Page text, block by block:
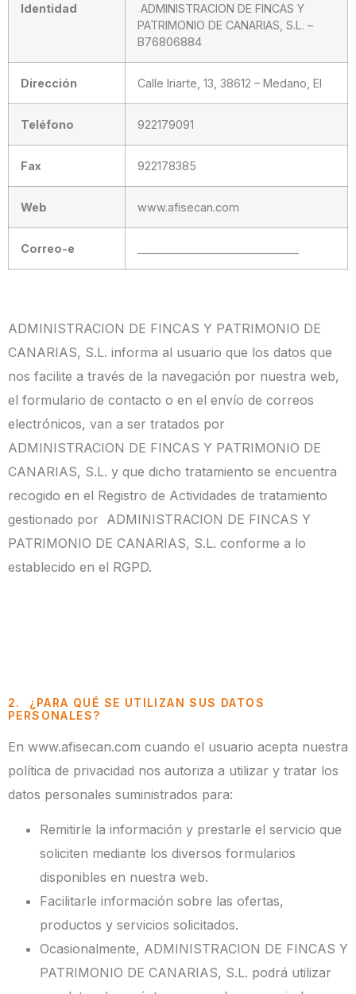
Identidad
ADMINISTRACION DE FINCAS Y
PATRIMONIO DE CANARIAS, S.L. –
B76806884
Dirección Calle Iriarte, 13, 38612 – Medano, El
Teléfono 922179091
Fax 922178385
Web www.afisecan.com
Correo-e
ADMINISTRACION DE FINCAS Y PATRIMONIO DE
CANARIAS, S.L. informa al usuario que los datos que
nos facilite a través de la navegación por nuestra web,
el formulario de contacto o en el envío de correos
electrónicos, van a ser tratados por
ADMINISTRACION DE FINCAS Y PATRIMONIO DE
CANARIAS, S.L. y que dicho tratamiento se encuentra
recogido en el Registro de Actividades de tratamiento
gestionado por ADMINISTRACION DE FINCAS Y
PATRIMONIO DE CANARIAS, S.L. conforme a lo
establecido en el RGPD.
2. ¿PARA QUÉ SE UTILIZAN SUS DATOS
PERSONALES?
En www.afisecan.com cuando el usuario acepta nuestra
política de privacidad nos autoriza a utilizar y tratar los
datos personales suministrados para:
Remitirle la información y prestarle el servicio que
soliciten mediante los diversos formularios
disponibles en nuestra web.
Facilitarle información sobre las ofertas,
productos y servicios solicitados.
Ocasionalmente, ADMINISTRACION DE FINCAS Y
PATRIMONIO DE CANARIAS, S.L. podrá utilizar